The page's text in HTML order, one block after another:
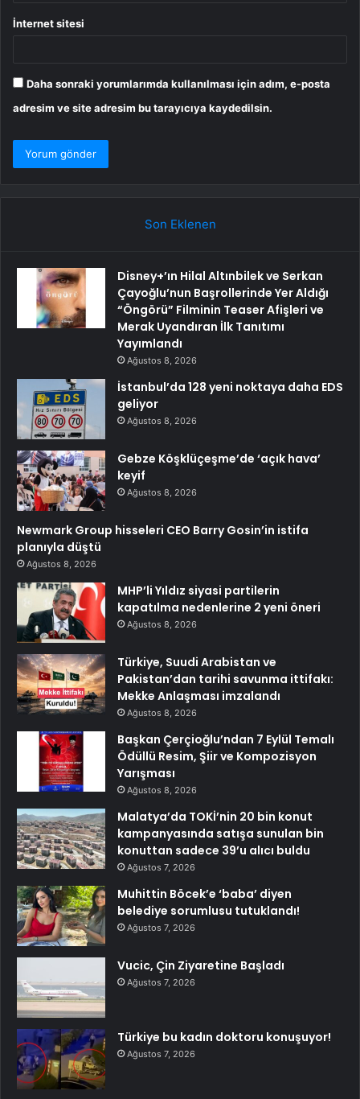
İnternet sitesi
Daha sonraki yorumlarımda kullanılması için adım, e-posta
adresim ve site adresim bu tarayıcıya kaydedilsin.
Son Eklenen
Disney+’ın Hilal Altınbilek ve Serkan
Çayoğlu’nun Başrollerinde Yer Aldığı
“Öngörü” Filminin Teaser Afişleri ve
Merak Uyandıran İlk Tanıtımı
Yayımlandı
Ağustos 8, 2026
İstanbul’da 128 yeni noktaya daha EDS
geliyor
Ağustos 8, 2026
Gebze Köşklüçeşme’de ‘açık hava’
keyif
Ağustos 8, 2026
Newmark Group hisseleri CEO Barry Gosin’in istifa
planıyla düştü
Ağustos 8, 2026
MHP’li Yıldız siyasi partilerin
kapatılma nedenlerine 2 yeni öneri
Ağustos 8, 2026
Türkiye, Suudi Arabistan ve
Pakistan’dan tarihi savunma ittifakı:
Mekke Anlaşması imzalandı
Ağustos 8, 2026
Başkan Çerçioğlu’ndan 7 Eylül Temalı
Ödüllü Resim, Şiir ve Kompozisyon
Yarışması
Ağustos 8, 2026
Malatya’da TOKİ’nin 20 bin konut
kampanyasında satışa sunulan bin
konuttan sadece 39’u alıcı buldu
Ağustos 7, 2026
Muhittin Böcek’e ‘baba’ diyen
belediye sorumlusu tutuklandı!
Ağustos 7, 2026
Vucic, Çin Ziyaretine Başladı
Ağustos 7, 2026
Türkiye bu kadın doktoru konuşuyor!
Ağustos 7, 2026